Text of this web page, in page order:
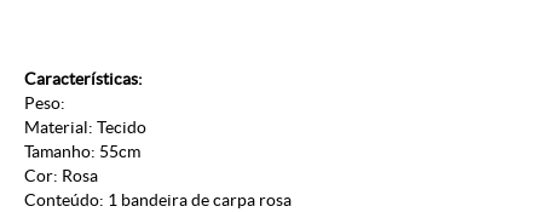
Características:
Peso:
Material: Tecido
Tamanho: 55cm
Cor: Rosa
Conteúdo: 1 bandeira de carpa rosa